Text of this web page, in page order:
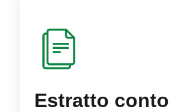
Estratto conto